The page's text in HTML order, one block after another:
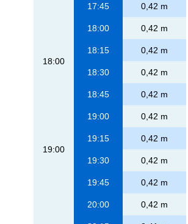
17:45 0,42 m
18:00
18:00 0,42 m
18:15 0,42 m
18:30 0,42 m
18:45 0,42 m
19:00
19:00 0,42 m
19:15 0,42 m
19:30 0,42 m
19:45 0,42 m
20:00 0,42 m